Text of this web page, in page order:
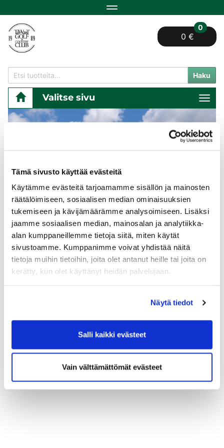
Tämä sivusto käyttää evästeitä
Käytämme evästeitä tarjoamamme sisällön ja mainosten
räätälöimiseen, sosiaalisen median ominaisuuksien
tukemiseen ja kävijämäärämme analysoimiseen. Lisäksi
jaamme sosiaalisen median, mainosalan ja analytiikka-
alan kumppaneillemme tietoja siitä, miten käytät
sivustoamme. Kumppanimme voivat yhdistää näitä
tietoja muihin tietoihin, joita olet antanut heille tai joita on
kerätty, kun olet käyttänyt heidän palvelujaan.
Näytä tiedot
Salli kaikki evästeet
Vain välttämättömät evästeet
Navigaatio
0 €
0
Haku
Valitse sivu
sarjakortit
verkkokaupasta.
Maksa heti, pelaa heti!